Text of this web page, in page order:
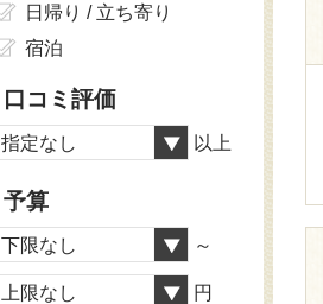
日帰り / 立ち寄り
宿泊
口コミ評価
指定なし 以上
予算
下限なし ～
上限なし 円